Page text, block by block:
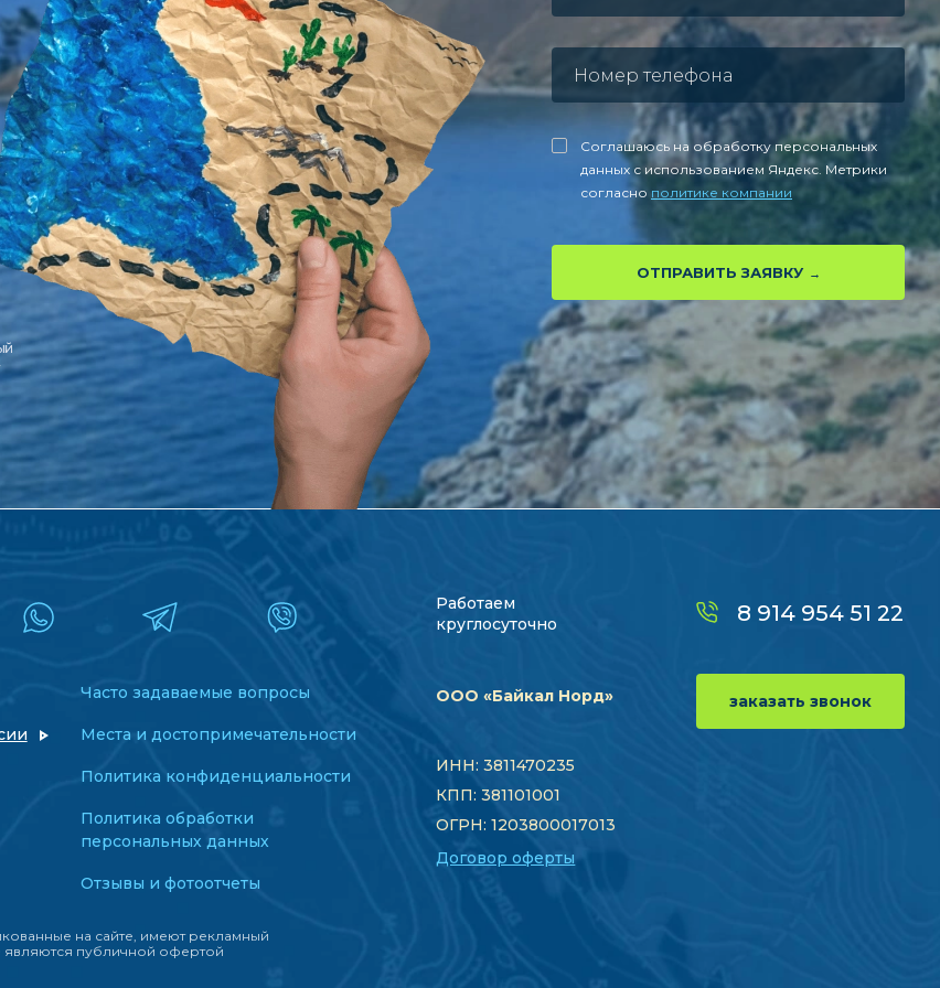
Соглашаюсь на обработку персональных
данных с использованием Яндекс. Метрики
согласно политике компании
ОТПРАВИТЬ ЗАЯВКУ
Часто задаваемые вопросы
Места и достопримечательности
Политика конфиденциальности
Политика обработки
персональных данных
Отзывы и фотоотчеты
на сайте, имеют рекламный
являются публичной офертой
Работаем
круглосуточно
ООО «Байкал Норд»
ИНН: 3811470235
КПП: 381101001
ОГРН: 1203800017013
Договор оферты
8 914 954 51 22
заказать звонок